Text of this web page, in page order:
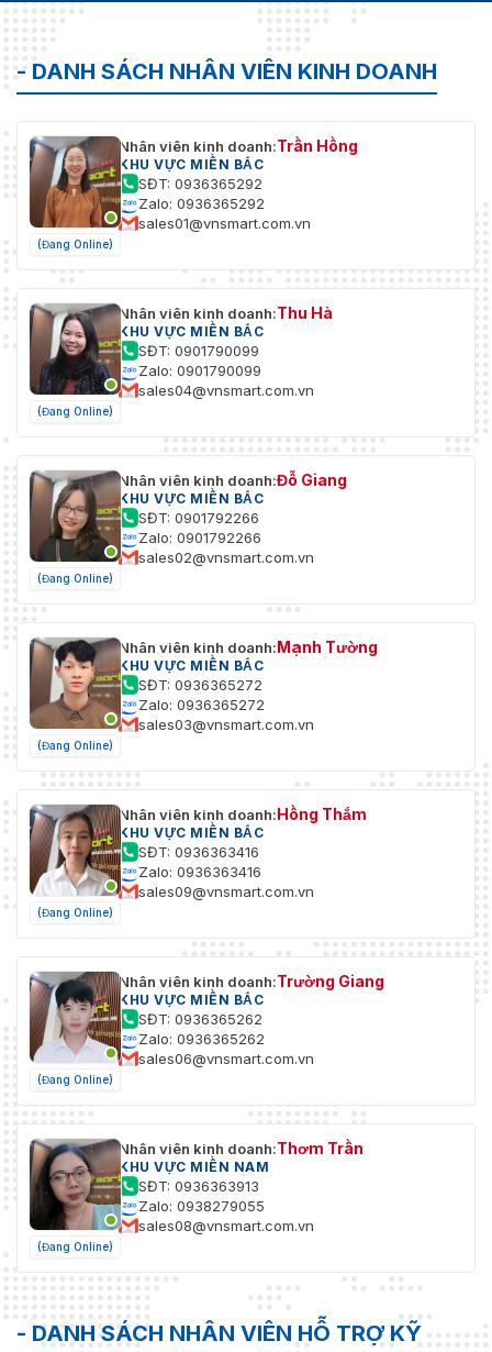
- DANH SÁCH NHÂN VIÊN KINH DOANH
(Đang Online)
Nhân viên kinh doanh:Trần Hồng
KHU VỰC MIỀN BẮC
SĐT: 0936365292
Zalo: 0936365292
sales01@vnsmart.com.vn
(Đang Online)
Nhân viên kinh doanh:Thu Hà
KHU VỰC MIỀN BẮC
SĐT: 0901790099
Zalo: 0901790099
sales04@vnsmart.com.vn
(Đang Online)
Nhân viên kinh doanh:Đỗ Giang
KHU VỰC MIỀN BẮC
SĐT: 0901792266
Zalo: 0901792266
sales02@vnsmart.com.vn
(Đang Online)
Nhân viên kinh doanh:Mạnh Tường
KHU VỰC MIỀN BẮC
SĐT: 0936365272
Zalo: 0936365272
sales03@vnsmart.com.vn
(Đang Online)
Nhân viên kinh doanh:Hồng Thắm
KHU VỰC MIỀN BẮC
SĐT: 0936363416
Zalo: 0936363416
sales09@vnsmart.com.vn
(Đang Online)
Nhân viên kinh doanh:Trường Giang
KHU VỰC MIỀN BẮC
SĐT: 0936365262
Zalo: 0936365262
sales06@vnsmart.com.vn
(Đang Online)
Nhân viên kinh doanh:Thơm Trần
KHU VỰC MIỀN NAM
SĐT: 0936363913
Zalo: 0938279055
sales08@vnsmart.com.vn
- DANH SÁCH NHÂN VIÊN HỖ TRỢ KỸ